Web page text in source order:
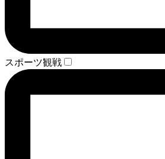
スポーツ観戦